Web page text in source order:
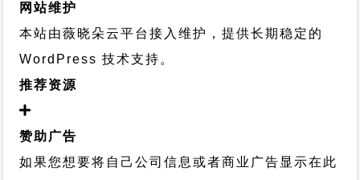
网站维护
本站由薇晓朵云平台接入维护，提供长期稳定的
WordPress 技术支持 。
推荐资源
赞助广告
如果您想要将自己公司信息或者商业广告显示在此